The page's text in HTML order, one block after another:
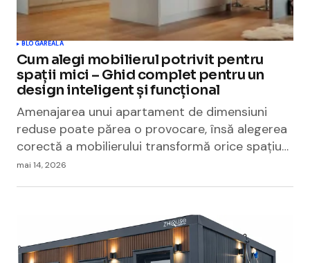
BLOGAREALA
Cum alegi mobilierul potrivit pentru
spații mici – Ghid complet pentru un
design inteligent și funcțional
Amenajarea unui apartament de dimensiuni
reduse poate părea o provocare, însă alegerea
corectă a mobilierului transformă orice spațiu…
mai 14, 2026